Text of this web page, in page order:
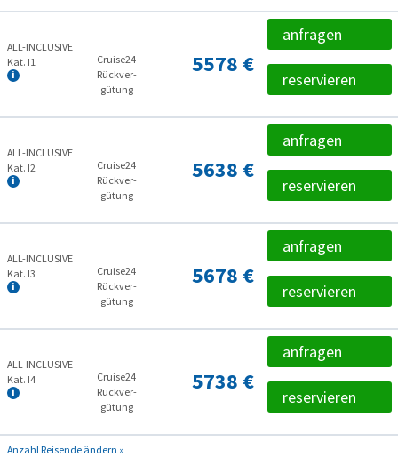
ALL-INCLUSIVE
Kat. I1
Cruise24
Rückver­
gütung
5578 €
anfragen
reservieren
ALL-INCLUSIVE
Kat. I2
Cruise24
Rückver­
gütung
5638 €
anfragen
reservieren
ALL-INCLUSIVE
Kat. I3
Cruise24
Rückver­
gütung
5678 €
anfragen
reservieren
ALL-INCLUSIVE
Kat. I4
Cruise24
Rückver­
gütung
5738 €
anfragen
reservieren
Anzahl Reisende ändern »